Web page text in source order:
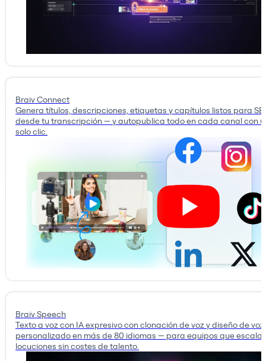
Braiv Connect
Genera títulos, descripciones, etiquetas y capítulos listos para
desde tu transcripción — y autopublica todo en cada canal con
solo clic.
Braiv Speech
Texto a voz con IA expresivo con clonación de voz y diseño de voz
personalizado en más de 80 idiomas — para equipos que
locuciones sin costes de talento.